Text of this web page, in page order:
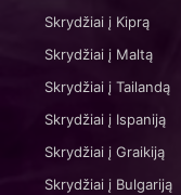
Skrydžiai į Kiprą
Skrydžiai į Maltą
Skrydžiai į Tailandą
Skrydžiai į Ispaniją
Skrydžiai į Graikiją
Skrydžiai į Bulgariją